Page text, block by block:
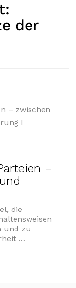
der
–
die
und zu
…